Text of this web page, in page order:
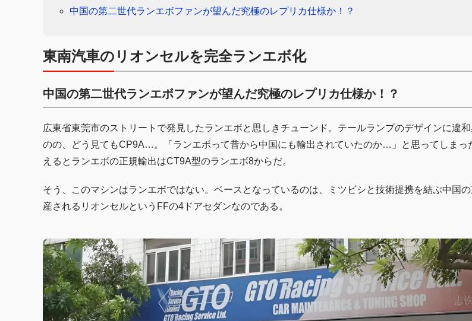
中国の第二世代ランエボファンが望んだ究極のレプリカ仕様か！？
東南汽車のリオンセルを完全ランエボ化
中国の第二世代ランエボファンが望んだ究極のレプリカ仕様か！？
広東省東莞市のストリートで発見したランエボと思しきチューンド。テールランプのデザインに違
のの、どう見てもCP9A…。「ランエボって昔から中国にも輸出されていたのか…」と思ってしまっ
えるとランエボの正規輸出はCT9A型のランエボ8からだ。
そう、このマシンはランエボではない。ベースとなっているのは、ミツビシと技術提携を結ぶ中国
産されるリオンセルというFFの4ドアセダンなのである。